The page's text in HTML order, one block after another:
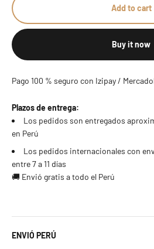
Add to cart
Buy it now
Pago 100 % seguro con Izipay /
Plazos de entrega:
Los pedidos son entregados
en Perú
Los pedidos internacionales con
entre 7 a 11 días
🚚 Envió gratis a todo el Perú
ENVIÓ PERÚ